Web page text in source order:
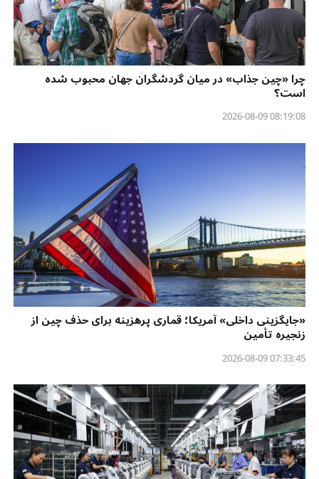
چرا «چین جذاب» در میان گردشگران جهان محبوب شده
است؟
08:19:08 2026-08-09
«جایگزینی داخلی» آمریکا؛ قماری پرهزینه برای حذف چین از
زنجیره تأمین
07:33:45 2026-08-09